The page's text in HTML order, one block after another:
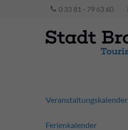
0 33 81 - 79 63 60
Veranstaltungskalender
Ferienkalender